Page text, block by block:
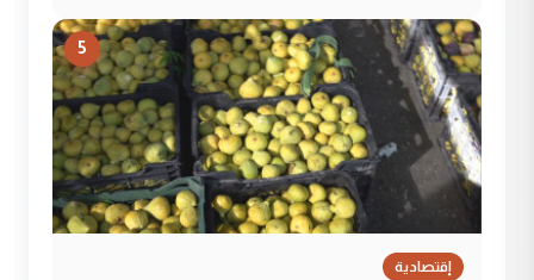
5
إقتصادية